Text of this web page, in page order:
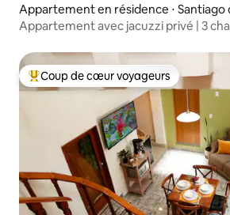
Appartement en résidence ⋅ Santiago
étaro
Appartement avec jacuzzi privé | 3
Coups de cœur voyageurs les plus
Coup de cœur voyageurs